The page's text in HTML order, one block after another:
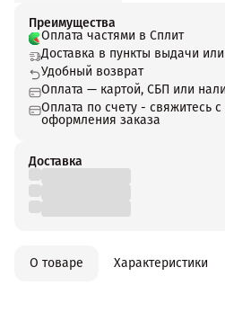
Преимущества
Оплата частями в Сплит
Доставка в пункты выдачи
Удобный возврат
Оплата — картой, СБП или
Оплата по счету - свяжитесь
оформления заказа
Доставка
О товаре Характеристики